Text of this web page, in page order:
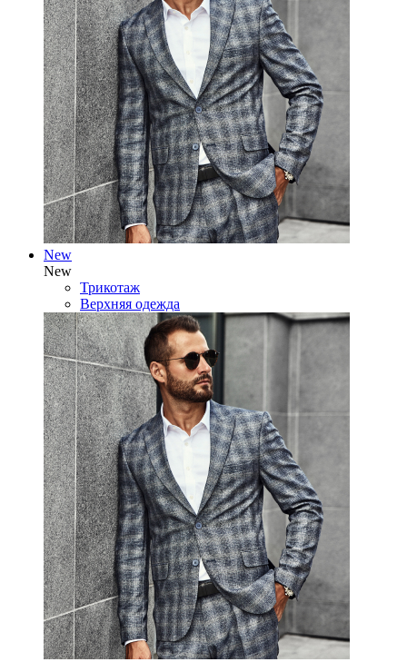
New
New
Трикотаж
Верхняя одежда